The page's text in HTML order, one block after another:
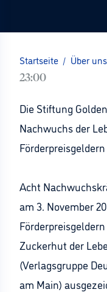
Startseite / Über uns
23:00
Die Stiftung
Nachwuchs der
Acht
am 3. November
Zuckerhut der
(Verlagsgruppe
am Main)